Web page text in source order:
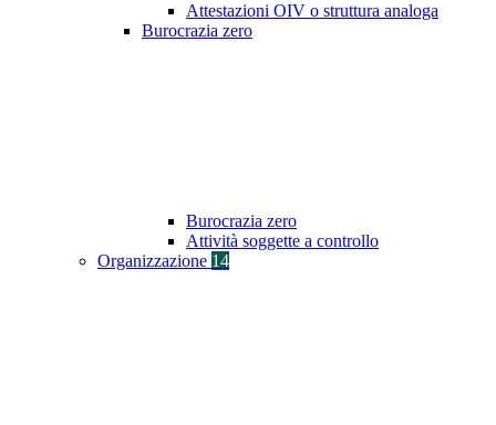
Attestazioni OIV o struttura analoga
Burocrazia zero
Burocrazia zero
Attività soggette a controllo
Organizzazione 14